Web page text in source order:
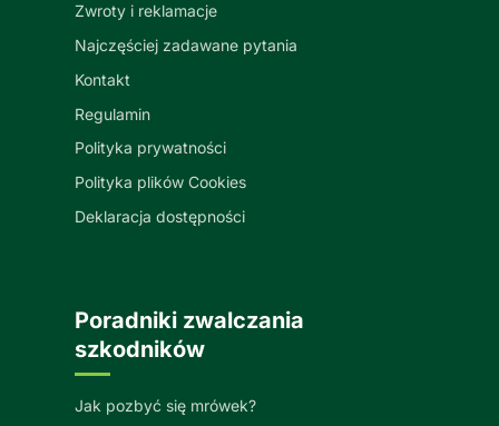
Zwroty i reklamacje
Najczęściej zadawane pytania
Kontakt
Regulamin
Polityka prywatności
Polityka plików Cookies
Deklaracja dostępności
Poradniki zwalczania
szkodników
Jak pozbyć się mrówek?